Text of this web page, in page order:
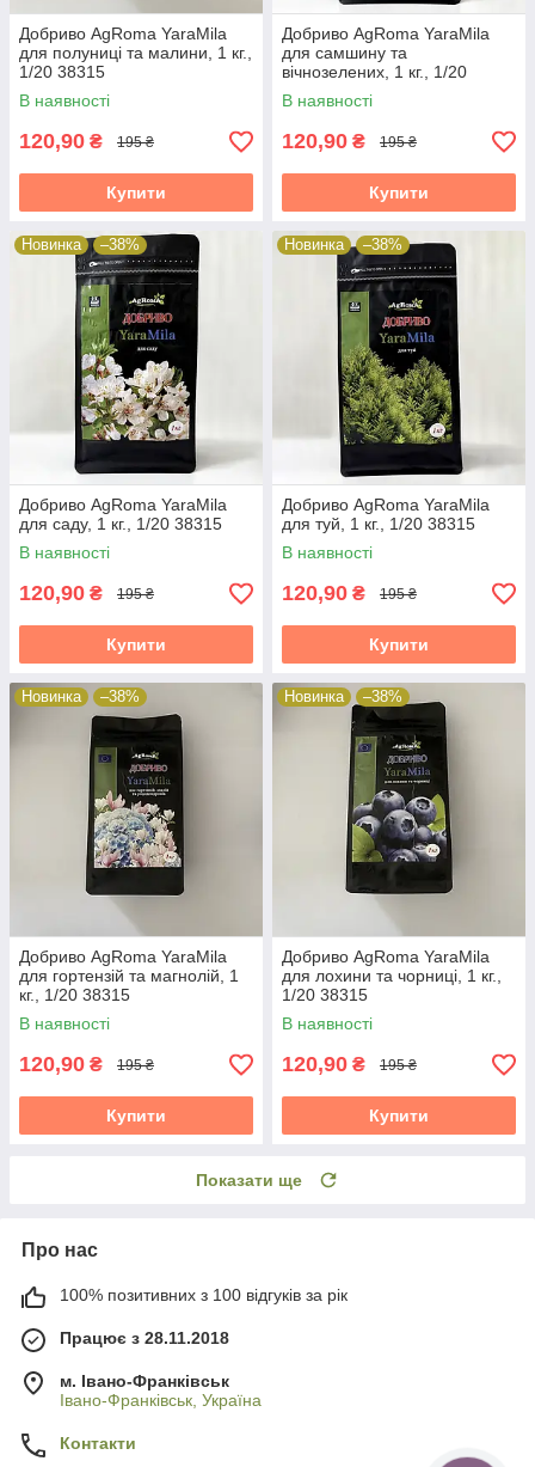
Добриво AgRoma YaraMila
для полуниці та малини, 1 кг.,
1/20 38315
В наявності
120,90 ₴ 195 ₴
Купити
Добриво AgRoma YaraMila
для самшину та
вічнозелених, 1 кг., 1/20
38315
В наявності
120,90 ₴ 195 ₴
Купити
Новинка –38%
Добриво AgRoma YaraMila
для саду, 1 кг., 1/20 38315
В наявності
120,90 ₴ 195 ₴
Купити
Новинка –38%
Добриво AgRoma YaraMila
для туй, 1 кг., 1/20 38315
В наявності
120,90 ₴ 195 ₴
Купити
Новинка –38%
Добриво AgRoma YaraMila
для гортензій та магнолій, 1
кг., 1/20 38315
В наявності
120,90 ₴ 195 ₴
Купити
Новинка –38%
Добриво AgRoma YaraMila
для лохини та чорниці, 1 кг.,
1/20 38315
В наявності
120,90 ₴ 195 ₴
Купити
Показати ще
Про нас
100% позитивних з 100 відгуків за рік
Працює з 28.11.2018
м. Івано-Франківськ
Івано-Франківськ, Україна
Контакти